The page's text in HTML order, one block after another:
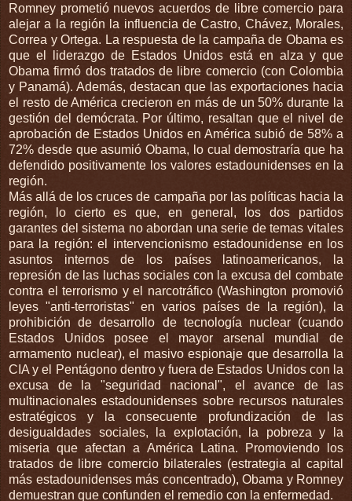
Romney prometió nuevos acuerdos de libre comercio para
alejar a la región la influencia de Castro, Chávez, Morales,
Correa y Ortega. La respuesta de la campaña de Obama es
que el liderazgo de Estados Unidos está en alza y que
Obama firmó dos tratados de libre comercio (con Colombia
y Panamá). Además, destacan que las exportaciones hacia
el resto de América crecieron en más de un 50% durante la
gestión del demócrata. Por último, resaltan que el nivel de
aprobación de Estados Unidos en América subió de 58% a
72% desde que asumió Obama, lo cual demostraría que ha
defendido positivamente los valores estadounidenses en la
región.
Más allá de los cruces de campaña por las políticas hacia la
región, lo cierto es que, en general, los dos partidos
garantes del sistema no abordan una serie de temas vitales
para la región: el intervencionismo estadounidense en los
asuntos internos de los países latinoamericanos, la
represión de las luchas sociales con la excusa del combate
contra el terrorismo y el narcotráfico (Washington promovió
leyes "anti-terroristas" en varios países de la región), la
prohibición de desarrollo de tecnología nuclear (cuando
Estados Unidos posee el mayor arsenal mundial de
armamento nuclear), el masivo espionaje que desarrolla la
CIA y el Pentágono dentro y fuera de Estados Unidos con la
excusa de la "seguridad nacional", el avance de las
multinacionales estadounidenses sobre recursos naturales
estratégicos y la consecuente profundización de las
desigualdades sociales, la explotación, la pobreza y la
miseria que afectan a América Latina. Promoviendo los
tratados de libre comercio bilaterales (estrategia al capital
más estadounidenses más concentrado), Obama y Romney
demuestran que confunden el remedio con la enfermedad.